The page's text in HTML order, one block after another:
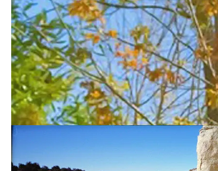
Vẻ đẹp Chân-Thiện-Nhẫn
“Chân-Thiện-Nhẫn” là Phật Pháp, “là tiêu chuẩn duy nhất” để
định một người là tốt hay xấu. Một người Chân thành,
lương, Nhẫn nhịn là một người tốt, một người có Đức. Đức
thể đem đến cho con người hạnh phúc, danh vọng, phú quý và
trường thọ. Đức cũng có thể đem lại phúc lộc cho con cháu.